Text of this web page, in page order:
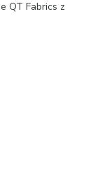
QT Fabrics z